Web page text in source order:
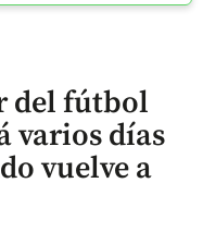
del fútbol
varios días
vuelve a